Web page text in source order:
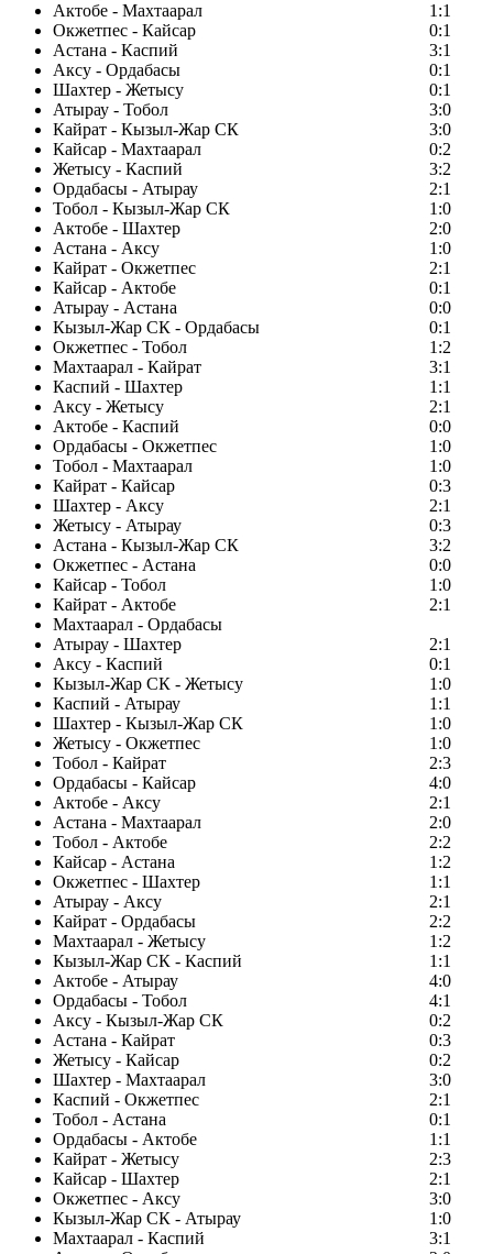
Актобе - Махтаарал
1:1
Окжетпес - Кайсар
0:1
Астана - Каспий
3:1
Аксу - Ордабасы
0:1
Шахтер - Жетысу
0:1
Атырау - Тобол
3:0
Кайрат - Кызыл-Жар СК
3:0
Кайсар - Махтаарал
0:2
Жетысу - Каспий
3:2
Ордабасы - Атырау
2:1
Тобол - Кызыл-Жар СК
1:0
Актобе - Шахтер
2:0
Астана - Аксу
1:0
Кайрат - Окжетпес
2:1
Кайсар - Актобе
0:1
Атырау - Астана
0:0
Кызыл-Жар СК - Ордабасы
0:1
Окжетпес - Тобол
1:2
Махтаарал - Кайрат
3:1
Каспий - Шахтер
1:1
Аксу - Жетысу
2:1
Актобе - Каспий
0:0
Ордабасы - Окжетпес
1:0
Тобол - Махтаарал
1:0
Кайрат - Кайсар
0:3
Шахтер - Аксу
2:1
Жетысу - Атырау
0:3
Астана - Кызыл-Жар СК
3:2
Окжетпес - Астана
0:0
Кайсар - Тобол
1:0
Кайрат - Актобе
2:1
Махтаарал - Ордабасы
Атырау - Шахтер
2:1
Аксу - Каспий
0:1
Кызыл-Жар СК - Жетысу
1:0
Каспий - Атырау
1:1
Шахтер - Кызыл-Жар СК
1:0
Жетысу - Окжетпес
1:0
Тобол - Кайрат
2:3
Ордабасы - Кайсар
4:0
Актобе - Аксу
2:1
Астана - Махтаарал
2:0
Тобол - Актобе
2:2
Кайсар - Астана
1:2
Окжетпес - Шахтер
1:1
Атырау - Аксу
2:1
Кайрат - Ордабасы
2:2
Махтаарал - Жетысу
1:2
Кызыл-Жар СК - Каспий
1:1
Актобе - Атырау
4:0
Ордабасы - Тобол
4:1
Аксу - Кызыл-Жар СК
0:2
Астана - Кайрат
0:3
Жетысу - Кайсар
0:2
Шахтер - Махтаарал
3:0
Каспий - Окжетпес
2:1
Тобол - Астана
0:1
Ордабасы - Актобе
1:1
Кайрат - Жетысу
2:3
Кайсар - Шахтер
2:1
Окжетпес - Аксу
3:0
Кызыл-Жар СК - Атырау
1:0
Махтаарал - Каспий
3:1